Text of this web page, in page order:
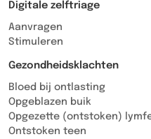
Digitale zelftriage
Aanvragen
Stimuleren
Gezondheidsklachten
Bloed bij ontlasting
Opgeblazen buik
Opgezette (ontstoken)
Ontstoken teen